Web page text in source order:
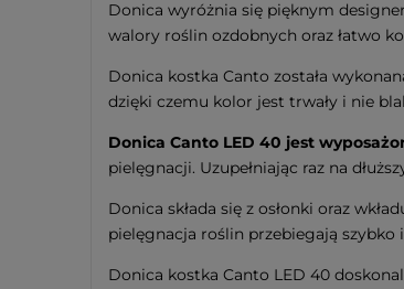
Donica wyróżnia się pięknym
walory roślin ozdobnych oraz łatwo
Donica kostka Canto została
dzięki czemu kolor jest trwały i nie
Donica Canto LED 40 jest
pielęgnacji. Uzupełniając raz na
Donica składa się z osłonki oraz
pielęgnacja roślin przebiegają szybko
Donica kostka Canto LED 40